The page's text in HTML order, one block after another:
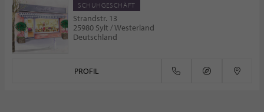
SCHUHGESCHÄFT
Strandstr. 13
25980 Sylt / Westerland
Deutschland
PROFIL